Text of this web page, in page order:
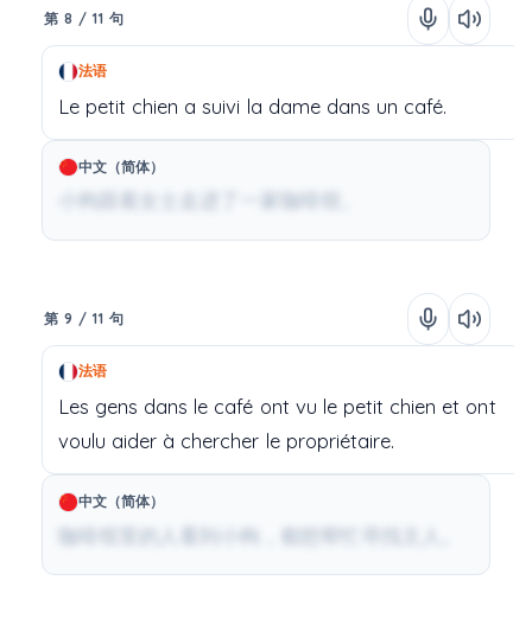
第 8 / 11 句
法语
Le petit chien a suivi la dame dans un café.
中文（简体）
小狗跟着女士走进了一家咖啡馆。
第 9 / 11 句
法语
Les gens dans le café ont vu le petit chien et ont
voulu aider à chercher le propriétaire.
中文（简体）
咖啡馆里的人看到小狗，都想帮忙寻找主人。